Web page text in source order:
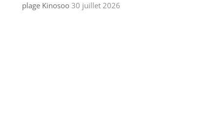
plage Kinosoo 30 juillet 2026